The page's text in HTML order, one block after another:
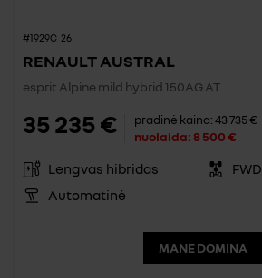
#1929C_26
RENAULT AUSTRAL
esprit Alpine mild hybrid 150AG AT
35 235 € pradinė kaina:43 735 €
nuolaida:8 500 €
Lengvas hibridas
FWD
Automatinė
MANE DOMINA